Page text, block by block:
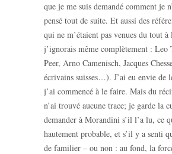
que je me suis demandé comment je
pensé tout de suite. Et aussi des
qui ne m’étaient pas venues du tout à
j’ignorais même complètement : Leo
Peer, Arno Camenisch, Jacques
écrivains suisses…). J’ai eu envie de
j’ai commencé à le faire. Mais du
n’ai trouvé aucune trace; je garde la
demander à Morandini s’il l’a lu, ce
hautement probable, et s’il y a senti
de familier ‒ ou non : au fond, la